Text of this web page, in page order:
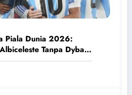
Piala Dunia 2026:
Tanpa Dybala